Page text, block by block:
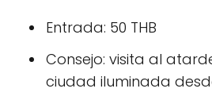
Entrada: 50 THB
Consejo: visita al
ciudad iluminada